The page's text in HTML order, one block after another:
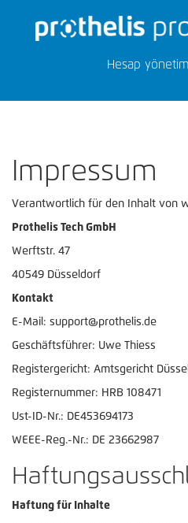
Hesap
Impressum
Verantwortlich für den Inhalt von
Prothelis Tech GmbH
Werftstr. 47
40549 Düsseldorf
Kontakt
E-Mail: support@prothelis.de
Geschäftsführer: Uwe Thiess
Registergericht: Amtsgericht
Registernummer: HRB 108471
Ust-ID-Nr.: DE453694173
WEEE-Reg.-Nr.: DE 23662987
Haftung für Inhalte